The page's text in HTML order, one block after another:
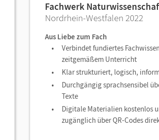
Fachwerk
Nordrhein-Westfalen 2022
Aus Liebe zum Fach
Verbindet fundiertes
zeitgemäßem Unterricht
Klar strukturiert, logisch,
Durchgängig sprachsensibel
Texte
Digitale Materialien kostenlos
zugänglich über QR-Codes